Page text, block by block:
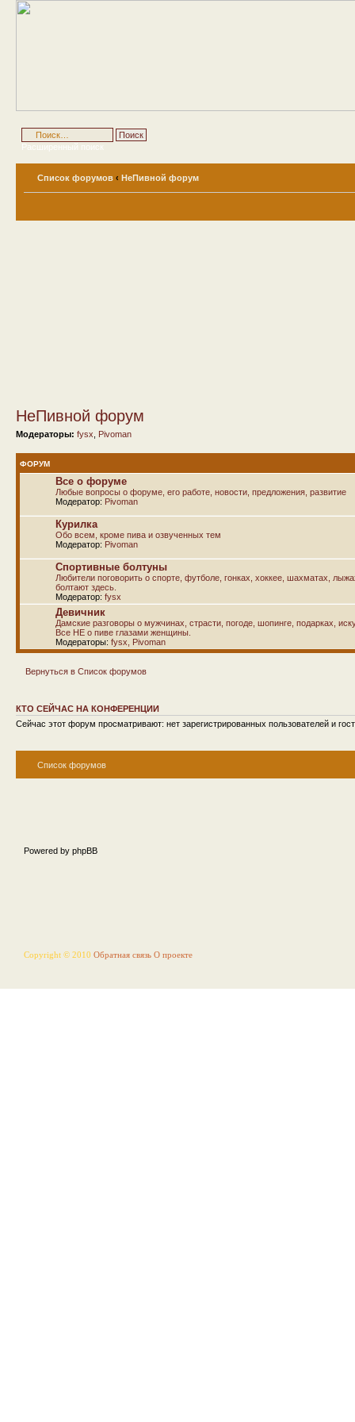
Расширенный поиск
Список форумов ‹ НеПивной форум
НеПивной форум
Модераторы: fysx Pivoman
ФОРУМ
Все о форуме
Любые вопросы о форуме, его работе, новости, предложения, развитие
Модератор: Pivoman
Курилка
Обо всем, кроме пива и озвученных тем
Модератор: Pivoman
Спортивные болтуны
Любители поговорить о спорте, футболе, гонках, хоккее, шахматах,
болтают здесь.
Модератор: fysx
Девичник
Дамские разговоры о мужчинах, страсти, погоде, шопинге, подарках,
Все НЕ о пиве глазами женщины.
Модераторы: fysx Pivoman
Вернуться в Список форумов
КТО СЕЙЧАС НА КОНФЕРЕНЦИИ
Сейчас этот форум просматривают: нет зарегистрированных пользователей и
Список форумов
Powered by phpBB
Copyright © 2010 Обратная связь О проекте